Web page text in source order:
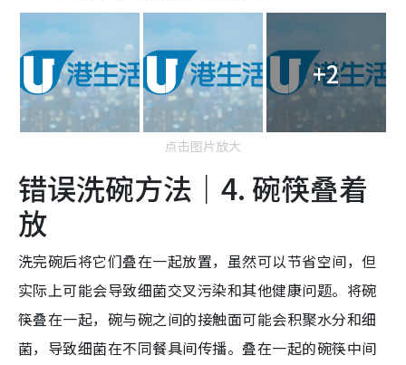
+2
点击图片放大
错误洗碗方法｜4. 碗筷叠着
放
洗完碗后将它们叠在一起放置，虽然可以节省空间，但
实际上可能会导致细菌交叉污染和其他健康问题。将碗
筷叠在一起，碗与碗之间的接触面可能会积聚水分和细
菌，导致细菌在不同餐具间传播。叠在一起的碗筷中间